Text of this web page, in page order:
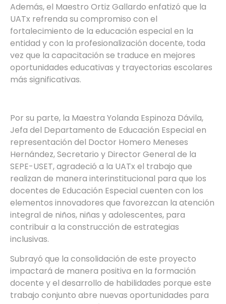
Además, el Maestro Ortiz Gallardo enfatizó que la
UATx refrenda su compromiso con el
fortalecimiento de la educación especial en la
entidad y con la profesionalización docente, toda
vez que la capacitación se traduce en mejores
oportunidades educativas y trayectorias escolares
más significativas.
Por su parte, la Maestra Yolanda Espinoza Dávila,
Jefa del Departamento de Educación Especial en
representación del Doctor Homero Meneses
Hernández, Secretario y Director General de la
SEPE-USET, agradeció a la UATx el trabajo que
realizan de manera interinstitucional para que los
docentes de Educación Especial cuenten con los
elementos innovadores que favorezcan la atención
integral de niños, niñas y adolescentes, para
contribuir a la construcción de estrategias
inclusivas.
Subrayó que la consolidación de este proyecto
impactará de manera positiva en la formación
docente y el desarrollo de habilidades porque este
trabajo conjunto abre nuevas oportunidades para